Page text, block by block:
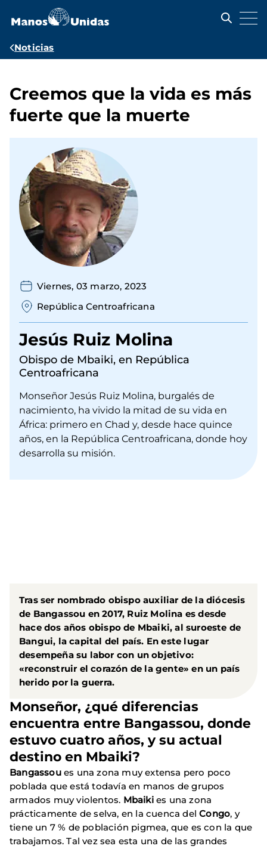
contenido
Ruta
Noticias
Creemos que la vida es más
fuerte que la muerte
Viernes, 03 marzo, 2023
República Centroafricana
Jesús Ruiz Molina
Obispo de Mbaiki, en República
Centroafricana
Monseñor Jesús Ruiz Molina, burgalés de
nacimiento, ha vivido la mitad de su vida en
África: primero en Chad y, desde hace quince
años, en la República Centroafricana, donde hoy
desarrolla su misión.
Tras ser nombrado obispo auxiliar de la diócesis
de Bangassou en 2017, Ruiz Molina es desde
hace dos años obispo de Mbaiki, al suroeste de
Bangui, la capital del país. En este lugar
desempeña su labor con un objetivo:
«reconstruir el corazón de la gente» en un país
herido por la guerra.
Monseñor, ¿qué diferencias
encuentra entre Bangassou, donde
estuvo cuatro años, y su actual
destino en Mbaiki?
Bangassou es una zona muy extensa pero poco
poblada que está todavía en manos de grupos
armados muy violentos. Mbaikies una zona
prácticamente de selva, en la cuenca delCongo, y
tiene un 7 % de población pigmea, que es con la que
trabajamos. Tal vez sea esta una de las grandes